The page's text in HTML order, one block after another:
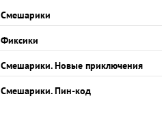
Смешарики
Фиксики
Смешарики. Новые приключения
Смешарики. Пин-код